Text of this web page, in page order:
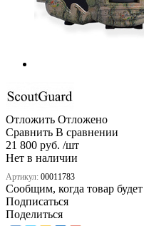
Отложить Отложено
Сравнить В сравнении
21 800 руб. /шт
Нет в наличии
Артикул: 00011783
Сообщим, когда товар
Подписаться
Поделиться